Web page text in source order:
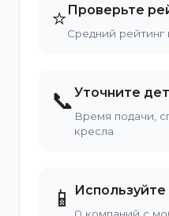
⭐Проверьте
Средний
📞Уточните
Время подачи,
кресла
📱